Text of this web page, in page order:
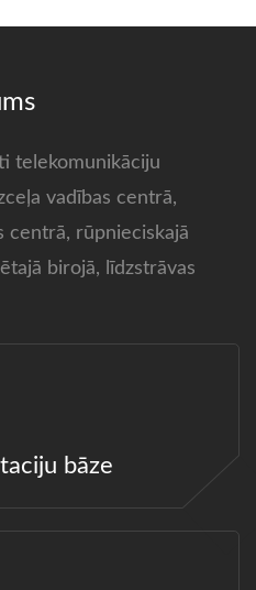
telekomunikāciju
vadības centrā,
centrā, rūpnieciskajā
birojā, līdzstrāvas
bāze